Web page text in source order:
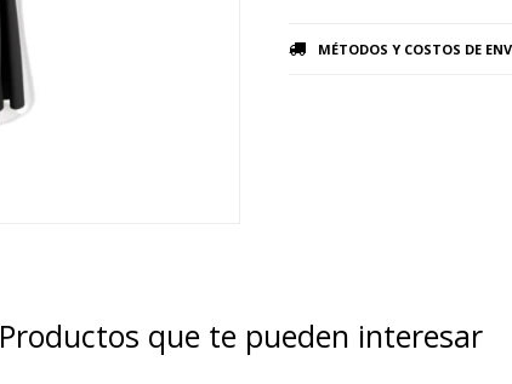
MÉTODOS Y COSTOS DE
Productos que te pueden interesar